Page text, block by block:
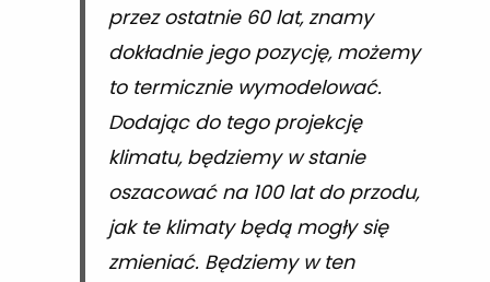
przez ostatnie 60 lat, znamy
dokładnie jego pozycję, możemy
to termicznie wymodelować.
Dodając do tego projekcję
klimatu, będziemy w stanie
oszacować na 100 lat do przodu,
jak te klimaty będą mogły się
zmieniać. Będziemy w ten